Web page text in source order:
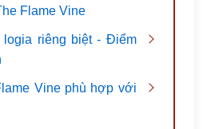
Flame Vine
riêng biệt - Điểm
Vine phù hợp với